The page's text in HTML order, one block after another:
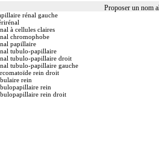
Proposer un nom
rénal gauche
à cellules claires
chromophobe
papillaire
tubulo-papillaire
tubulo-papillaire droit
tubulo-papillaire gauche
rein droit
rein
rein
rein droit